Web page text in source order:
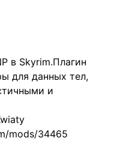
в Skyrim.Плагин
для данных тел,
и
mods/34465